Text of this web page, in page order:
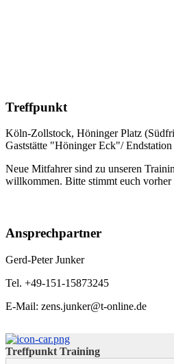
Treffpunkt
Köln-Zollstock, Höninger Platz
Gaststätte "Höninger Eck"/
Neue Mitfahrer sind zu unseren
willkommen. Bitte stimmt euch vorher
Ansprechpartner
Gerd-Peter Junker
Tel. +49-151-15873245
E-Mail: zens.junker@t-online.de
Treffpunkt Training